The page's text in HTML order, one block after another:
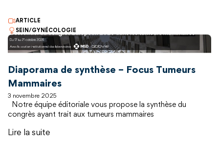
ARTICLE
SEIN/GYNÉCOLOGIE
Diaporama de synthèse – Focus Tumeurs
Mammaires
3 novembre 2025
Notre équipe éditoriale vous propose la synthèse du
congrès ayant trait aux tumeurs mammaires
Lire la suite